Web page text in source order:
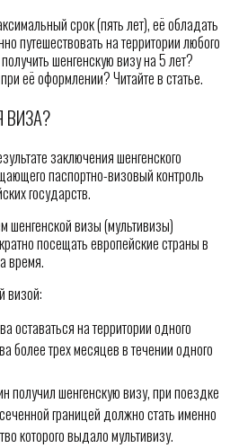
срок (пять лет), её обладать
путешествовать на территории любого
шенгенскую визу на 5 лет?
её оформлении? Читайте в статье.
ВИЗА?
заключения шенгенского
паспортно-визовый контроль
государств.
шенгенской визы (мультивизы)
посещать европейские страны в
время.
визой:
оставаться на территории одного
более трех месяцев в течении одного
получил шенгенскую визу, при поездке
границей должно стать именно
которого выдало мультивизу.